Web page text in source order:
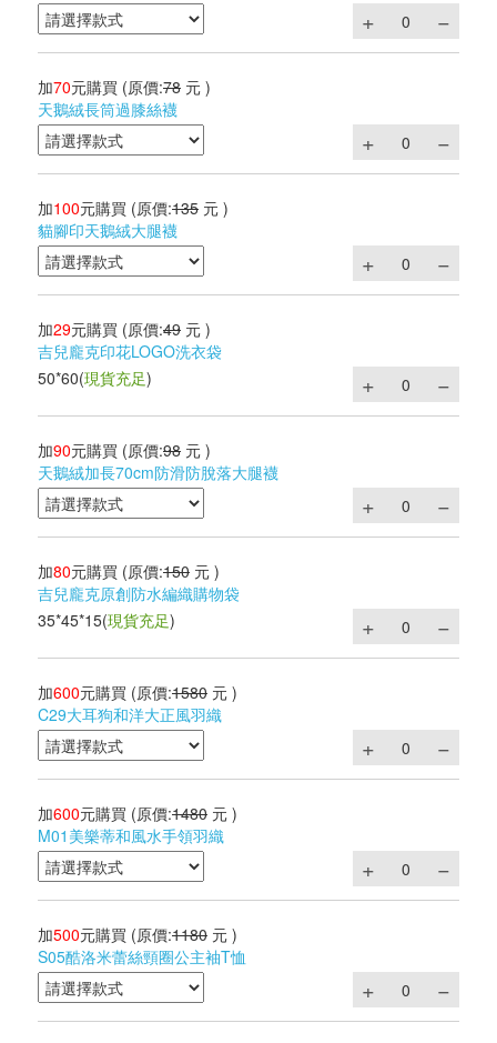
加70元購買 (原價:78 元 )
天鵝絨長筒過膝絲襪
加100元購買 (原價:135 元 )
貓腳印天鵝絨大腿襪
加29元購買 (原價:49 元 )
吉兒龐克印花LOGO洗衣袋
50*60(現貨充足)
加90元購買 (原價:98 元 )
天鵝絨加長70cm防滑防脫落大腿襪
加80元購買 (原價:150 元 )
吉兒龐克原創防水編織購物袋
35*45*15(現貨充足)
加600元購買 (原價:1580 元 )
C29大耳狗和洋大正風羽織
加600元購買 (原價:1480 元 )
M01美樂蒂和風水手領羽織
加500元購買 (原價:1180 元 )
S05酷洛米蕾絲頸圈公主袖T恤